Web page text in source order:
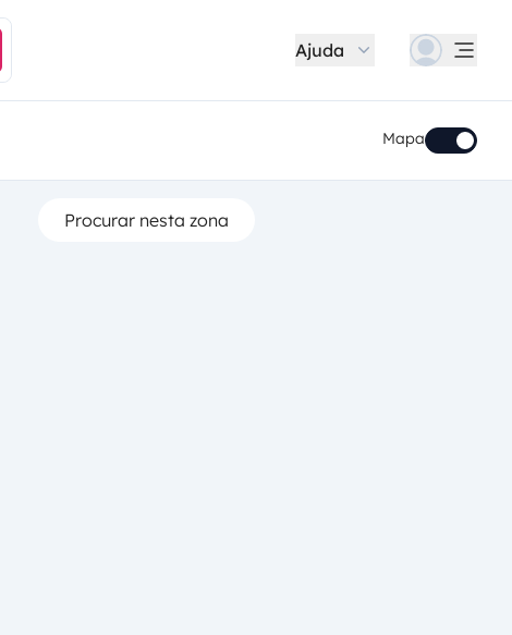
Ajuda
Mapa
Procurar nesta zona